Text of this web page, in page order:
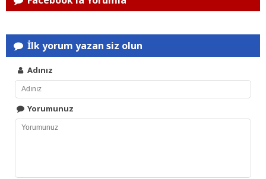
İlk yorum yazan siz olun
Adınız
Yorumunuz